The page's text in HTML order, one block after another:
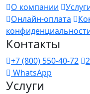
О компании
Онлайн-оплата
Контакты
+7 (800) 550-40-72
WhatsApp
Услуги